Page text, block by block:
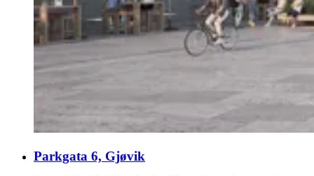
Parkgata 6, Gjøvik